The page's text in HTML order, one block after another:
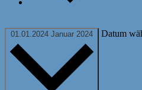
01.01.2024 Januar 2024 Datum